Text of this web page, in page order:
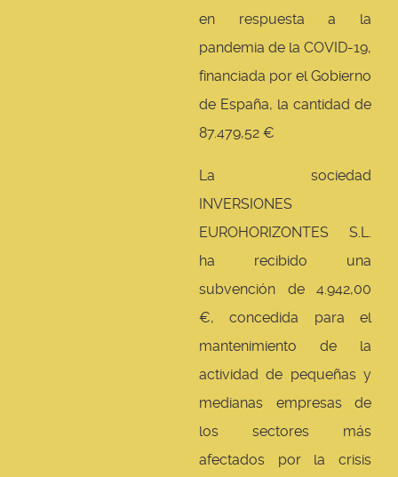
en respuesta a la
pandemia de la COVID-19,
financiada por el Gobierno
de España, la cantidad de
87.479,52 €
La sociedad
INVERSIONES
EUROHORIZONTES S.L.
ha recibido una
subvención de 4.942,00
€, concedida para el
mantenimiento de la
actividad de pequeñas y
medianas empresas de
los sectores más
afectados por la crisis